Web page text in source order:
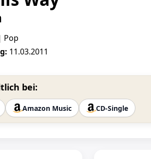
Pop
11.03.2011
bei:
Amazon Music CD-Single